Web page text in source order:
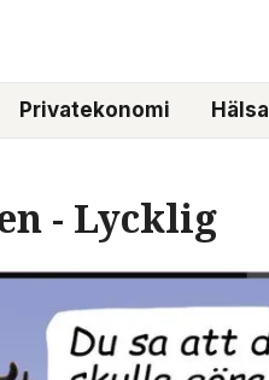
Privatekonomi Hälsa
- Lycklig